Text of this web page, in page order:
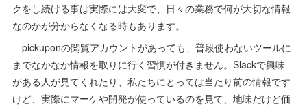
クをし続ける事は実際には大変で、日々の業務で何が大切な情報
なのかが分からなくなる時もあります。
pickuponの閲覧アカウントがあっても、普段使わないツールに
までなかなか情報を取りに行く習慣が付きません。Slackで興味
がある人が見てくれたり、私たちにとっては当たり前の情報です
けど、実際にマーケや開発が使っているのを見て、地味だけど価